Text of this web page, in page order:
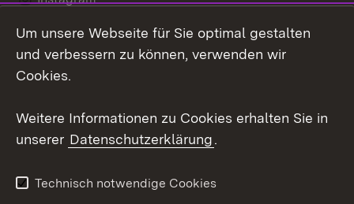
Social Wall
Barrierefreiheit
Benutzungshinweise
Um unsere Webseite für Sie optimal gestalten
und verbessern zu können, verwenden wir
Cookies.
Weitere Informationen zu Cookies erhalten Sie in
unserer Datenschutzerklärung.
Technisch notwendige Cookies